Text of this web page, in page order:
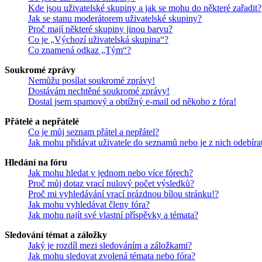
Kde jsou uživatelské skupiny a jak se mohu do některé zařadit?
Jak se stanu moderátorem uživatelské skupiny?
Proč mají některé skupiny jinou barvu?
Co je „Výchozí uživatelská skupina“?
Co znamená odkaz „Tým“?
Soukromé zprávy
Nemůžu posílat soukromé zprávy!
Dostávám nechtěné soukromé zprávy!
Dostal jsem spamový a obtížný e-mail od někoho z fóra!
Přátelé a nepřátelé
Co je můj seznam přátel a nepřátel?
Jak mohu přidávat uživatele do seznamů nebo je z nich
Hledání na fóru
Jak mohu hledat v jednom nebo více fórech?
Proč můj dotaz vrací nulový počet výsledků?
Proč mi vyhledávání vrací prázdnou bílou stránku!?
Jak mohu vyhledávat členy fóra?
Jak mohu najít své vlastní příspěvky a témata?
Sledování témat a záložky
Jaký je rozdíl mezi sledováním a záložkami?
Jak mohu sledovat zvolená témata nebo fóra?